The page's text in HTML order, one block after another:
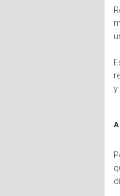
y
A